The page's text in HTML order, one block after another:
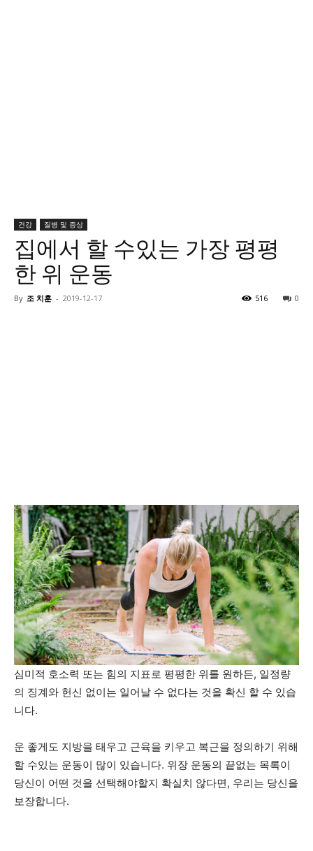
건강 질병 및 증상
집에서 할 수있는 가장 평평
한 위 운동
By 조 치훈 - 2019-12-17 0
516
심미적 호소력 또는 힘의 지표로 평평한 위를 원하든, 일정량
의 징계와 헌신 없이는 일어날 수 없다는 것을 확신 할 수 있습
니다.
운 좋게도 지방을 태우고 근육을 키우고 복근을 정의하기 위해
할 수있는 운동이 많이 있습니다. 위장 운동의 끝없는 목록이
당신이 어떤 것을 선택해야할지 확실치 않다면, 우리는 당신을
보장합니다.